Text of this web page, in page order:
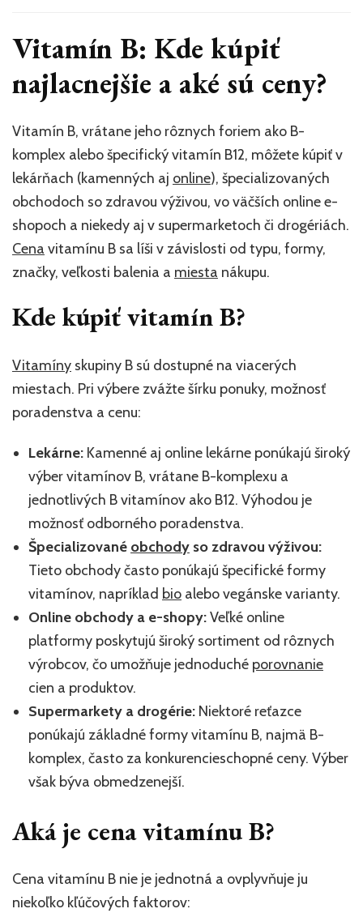
Vitamín B: Kde kúpiť
najlacnejšie a aké sú ceny?
Vitamín B, vrátane jeho rôznych foriem ako B-
komplex alebo špecifický vitamín B12, môžete kúpiť v
lekárňach (kamenných aj online), špecializovaných
obchodoch so zdravou výživou, vo väčších online e-
shopoch a niekedy aj v supermarketoch či drogériách.
Cena vitamínu B sa líši v závislosti od typu, formy,
značky, veľkosti balenia a miesta nákupu.
Kde kúpiť vitamín B?
Vitamíny skupiny B sú dostupné na viacerých
miestach. Pri výbere zvážte šírku ponuky, možnosť
poradenstva a cenu:
Lekárne: Kamenné aj online lekárne ponúkajú široký
výber vitamínov B, vrátane B-komplexu a
jednotlivých B vitamínov ako B12. Výhodou je
možnosť odborného poradenstva.
Špecializované obchody so zdravou výživou:
Tieto obchody často ponúkajú špecifické formy
vitamínov, napríklad bio alebo vegánske varianty.
Online obchody a e-shopy:Veľké online
platformy poskytujú široký sortiment od rôznych
výrobcov, čo umožňuje jednoduché porovnanie
cien a produktov.
Supermarkety a drogérie: Niektoré reťazce
ponúkajú základné formy vitamínu B, najmä B-
komplex, často za konkurencieschopné ceny. Výber
však býva obmedzenejší.
Aká je cena vitamínu B?
Cena vitamínu B nie je jednotná a ovplyvňuje ju
niekoľko kľúčových faktorov: